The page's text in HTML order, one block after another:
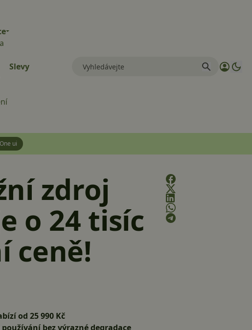
Slevy
One ui
zdroj
o 24 tisíc
ceně!
od 25 990 Kč
bez výrazné degradace